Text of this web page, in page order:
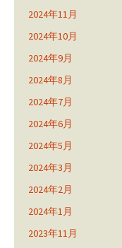
2024年11月
2024年10月
2024年9月
2024年8月
2024年7月
2024年6月
2024年5月
2024年3月
2024年2月
2024年1月
2023年11月